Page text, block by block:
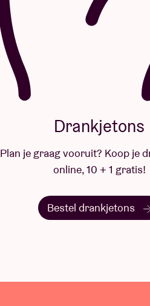
Drankjetons
Plan je graag vooruit? Koop je
online, 10 + 1 gratis!
Bestel drankjetons